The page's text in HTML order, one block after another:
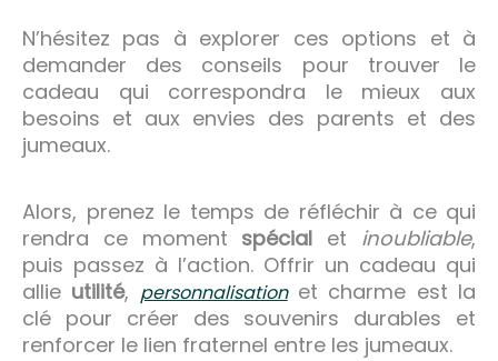
N’hésitez pas à explorer ces options et à
demander des conseils pour trouver le
cadeau qui correspondra le mieux aux
besoins et aux envies des parents et des
jumeaux.
Alors, prenez le temps de réfléchir à ce qui
rendra ce moment spécial et inoubliable,
puis passez à l’action. Offrir un cadeau qui
allie utilité, personnalisationet charme est la
clé pour créer des souvenirs durables et
renforcer le lien fraternel entre les jumeaux.